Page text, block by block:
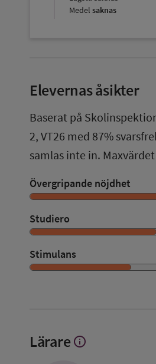
Medel saknas
Elevernas åsikter
Baserat på
2, VT26 med 87%
samlas inte in.
Övergripande nöjdhet
Studiero
Stimulans
Lärare Visa
info